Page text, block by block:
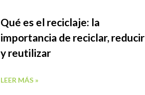
Qué es el reciclaje: la
importancia de reciclar, reducir
y reutilizar
LEER MÁS »